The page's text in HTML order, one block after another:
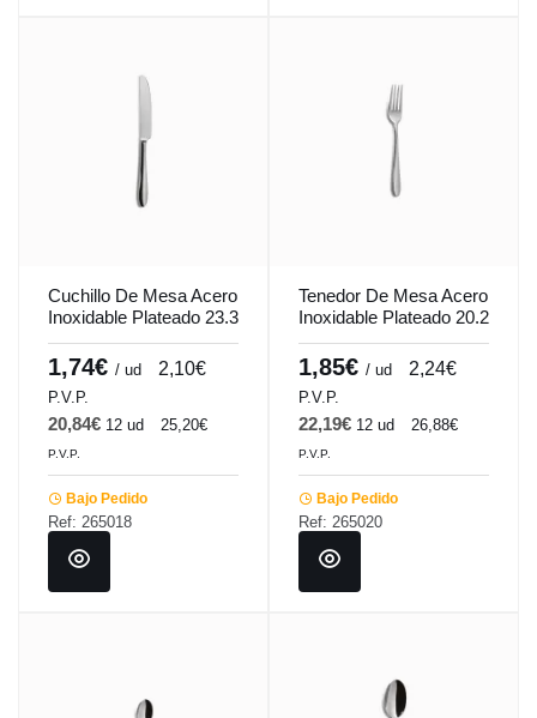
Cuchillo De Mesa Acero
Inoxidable Plateado 23.3
Cm Tulip Pro.mundi
1,74€ / ud 2,10€
P.V.P.
20,84€ 12 ud 25,20€
P.V.P.
Bajo Pedido
Ref: 265018
Tenedor De Mesa Acero
Inoxidable Plateado 20.2
Cm Tulip Pro.mundi
1,85€ / ud 2,24€
P.V.P.
22,19€ 12 ud 26,88€
P.V.P.
Bajo Pedido
Ref: 265020